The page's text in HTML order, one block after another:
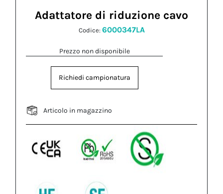
Adattatore di riduzione cavo
Codice: 6000347LA
Prezzo non disponibile
Richiedi campionatura
Articolo in magazzino